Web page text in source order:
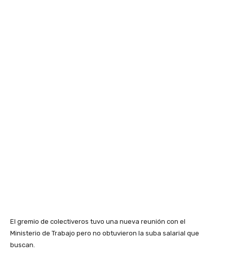
El gremio de colectiveros tuvo una nueva reunión con el
Ministerio de Trabajo pero no obtuvieron la suba salarial que
buscan.